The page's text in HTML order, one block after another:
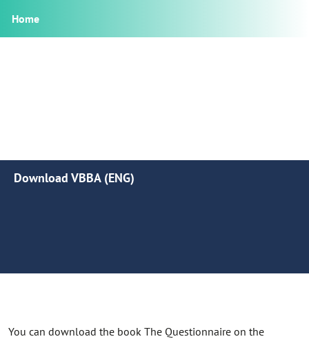
Home
Download VBBA (ENG)
You can download the book The Questionnaire on the